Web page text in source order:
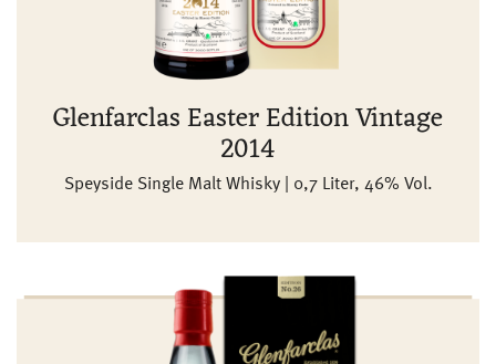
Glenfarclas Easter Edition Vintage
2014
Speyside Single Malt Whisky | 0,7 Liter, 46% Vol.